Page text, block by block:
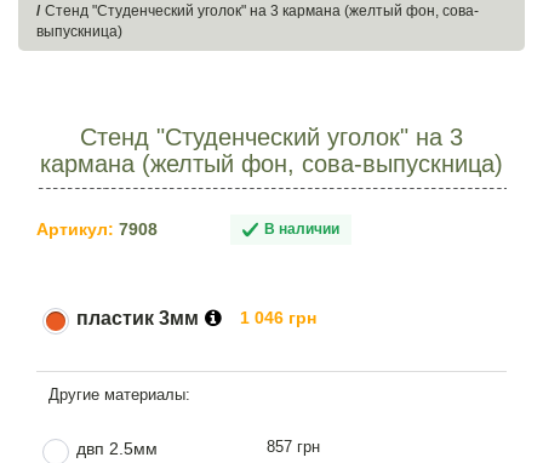
Стенд "Студенческий уголок" на 3 кармана (желтый фон, сова-
выпускница)
Стенд "Студенческий уголок" на 3
кармана (желтый фон, сова-выпускница)
Артикул: 7908 В наличии
пластик 3мм 1 046 грн
двп 2.5мм 857 грн